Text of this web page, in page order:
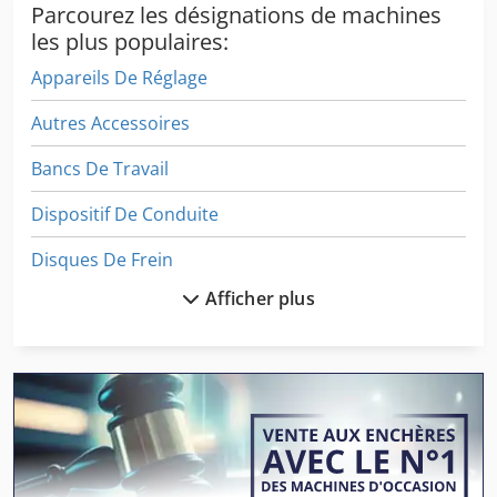
Parcourez les désignations de machines
les plus populaires:
Appareils De Réglage
Autres Accessoires
Bancs De Travail
Dispositif De Conduite
Disques De Frein
Levage De Matériel
Machine De Fabrication
Machine De Finition
Machine De Fraisage
Afficher plus